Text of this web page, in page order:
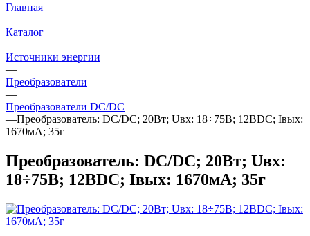
Главная
—
Каталог
—
Источники энергии
—
Преобразователи
—
Преобразователи DC/DC
—Преобразователь: DC/DC; 20Вт; Uвх: 18÷75В; 12ВDC; Iвых:
1670мА; 35г
Преобразователь: DC/DC; 20Вт; Uвх:
18÷75В; 12ВDC; Iвых: 1670мА; 35г